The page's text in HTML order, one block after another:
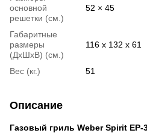
основной
решетки (см.)
52 × 45
Габаритные
размеры
(ДхШхВ) (см.)
116 x 132 x 61
Вес (кг.) 51
Описание
Газовый гриль Weber Spirit EP-